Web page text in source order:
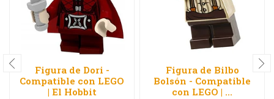
Figura de Dori -
Compatible con LEGO
| El Hobbit
Figura de Bilbo
Bolsón - Compatible
con LEGO | ...